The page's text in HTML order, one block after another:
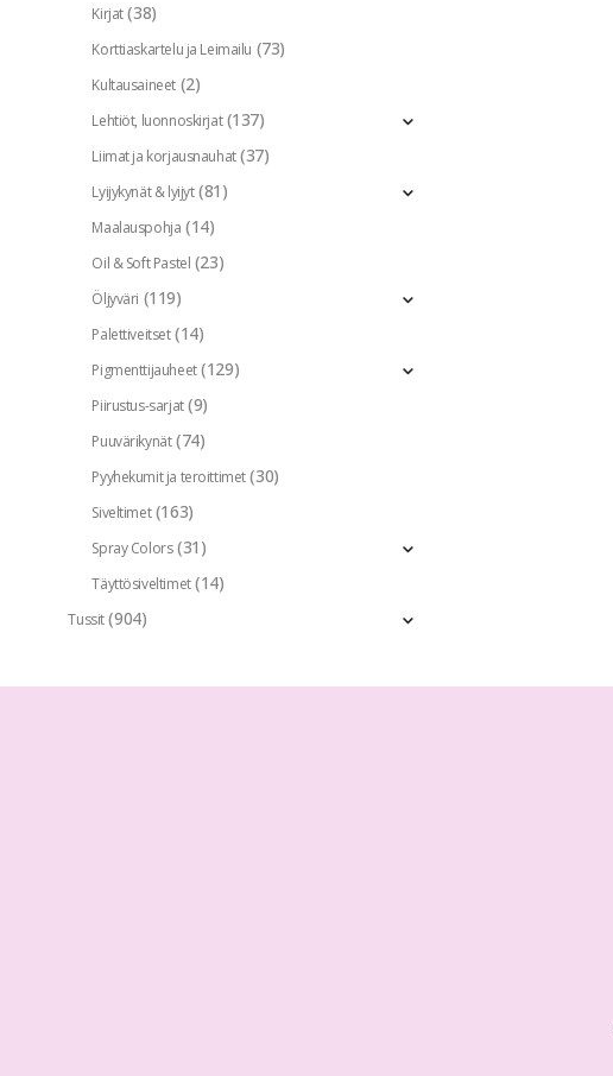
Kirjat (38)
Korttiaskartelu ja Leimailu (73)
Kultausaineet (2)
Lehtiöt, luonnoskirjat (137)
Liimat ja korjausnauhat (37)
Lyijykynät & lyijyt (81)
Maalauspohja (14)
Oil & Soft Pastel (23)
Öljyväri (119)
Palettiveitset (14)
Pigmenttijauheet (129)
Piirustus-sarjat (9)
Puuvärikynät (74)
Pyyhekumit ja teroittimet (30)
Siveltimet (163)
Spray Colors (31)
Täyttösiveltimet (14)
Tussit (904)